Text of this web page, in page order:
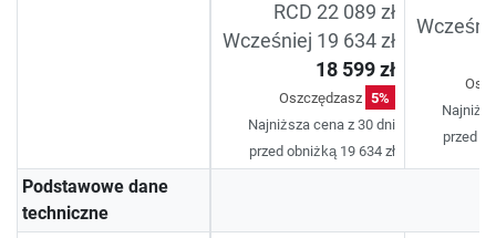
RCD 22 089 zł
Wcześniej 19 634 zł
18 599 zł
Oszczędzasz 5%
Najniższa cena z 30 dni
przed obniżką 19 634 zł
przed
Podstawowe dane
techniczne